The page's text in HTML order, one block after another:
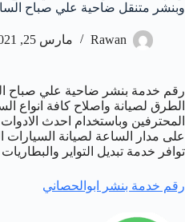
وبنشر متنقل ضاحية علي صباح
Rawan مارس 25, 2021
رقم خدمة بنشر ضاحية علي صباح
الطرق لصيانة واصلاح كافة انواع
المحترفين وباستخدام احدث
على مدار الساعة لصيانة السيارات
توافر خدمة تبديل التواير
رقم خدمة بنشر ابوالحصاني